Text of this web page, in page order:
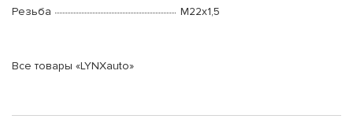
Резьба
М22x1,5
Все товары «LYNXauto»